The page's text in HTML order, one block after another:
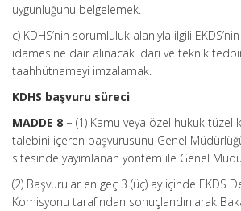
uygunluğunu belgelemek.
c) KDHS’nin sorumluluk alanıyla ilgili
idamesine dair alınacak idari ve teknik
taahhütnameyi imzalamak.
KDHS başvuru süreci
MADDE 8 – (1) Kamu veya özel hukuk tüzel
talebini içeren başvurusunu Genel
sitesinde yayımlanan yöntem ile Genel
(2) Başvurular en geç 3 (üç) ay içinde EKDS
Komisyonu tarafından sonuçlandırılarak